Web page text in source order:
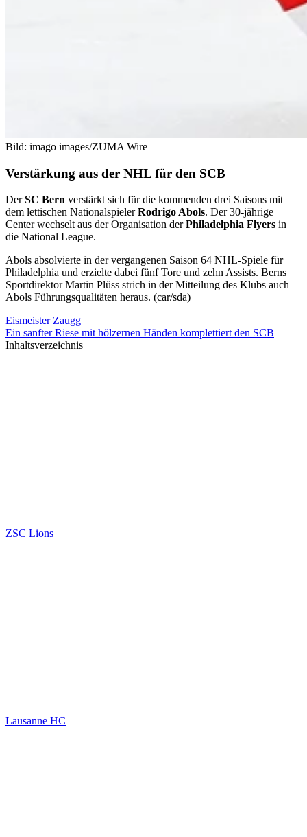
Bild: imago images/ZUMA Wire
Verstärkung aus der NHL für den SCB
DerSC Bern verstärkt sich für die kommenden drei Saisons mit
dem lettischen NationalspielerRodrigo Abols. Der 30-jährige
Center wechselt aus der Organisation derPhiladelphia Flyers in
die National League.
Abols absolvierte in der vergangenen Saison 64 NHL-Spiele für
Philadelphia und erzielte dabei fünf Tore und zehn Assists. Berns
Sportdirektor Martin Plüss strich in der Mitteilung des Klubs auch
Abols Führungsqualitäten heraus. (car/sda)
Eismeister Zaugg
Ein sanfter Riese mit hölzernen Händen komplettiert den SCB
Inhaltsverzeichnis
ZSC Lions
Lausanne HC